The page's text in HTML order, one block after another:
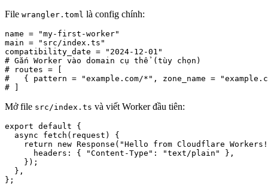
File wrangler.toml là config chính:
name = "my-first-worker"
main = "src/index.ts"
compatibility_date = "2024-12-01"
# Gắn Worker vào domain cụ thể (tùy chọn)
# routes = [
#   { pattern = "example.com/*", zone_name =
# ]
Mở file src/index.ts và viết Worker đầu tiên:
export default {
  async fetch(request) {
return new Response("Hello from Cloudflare
      headers: { "Content-Type": "text/plain" },
    });
  },
};